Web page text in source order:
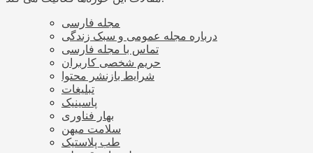
مجله فارسی
درباره مجله عمومی و سبک زندگی
تماس با مجله فارسی
حریم شخصی کاربران
شرایط بازنشر محتوا
تبلیغات
پاسینیک
بهار فناوری
سلامت میهن
طب پلاستیک